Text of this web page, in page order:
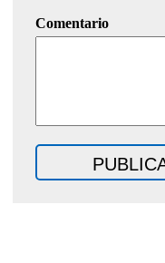
Comentario